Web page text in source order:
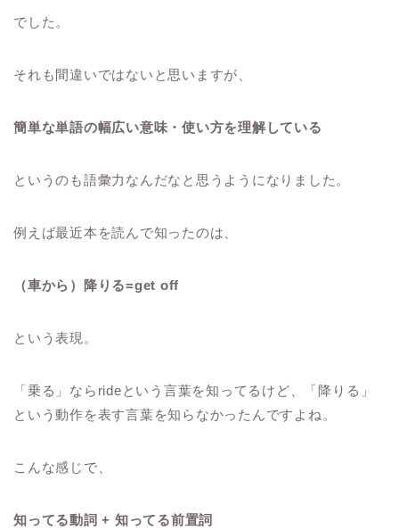
でした。
それも間違いではないと思いますが、
簡単な単語の幅広い意味・使い方を理解している
というのも語彙力なんだなと思うようになりました。
例えば最近本を読んで知ったのは、
（車から）降りる=get off
という表現。
「乗る」ならrideという言葉を知ってるけど、「降りる」
という動作を表す言葉を知らなかったんですよね。
こんな感じで、
知ってる動詞 + 知ってる前置詞